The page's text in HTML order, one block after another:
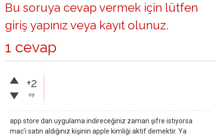
Bu soruya cevap vermek için lütfen
giriş yapınız veya kayıt olunuz.
1 cevap
+2
oy
app store dan uygulama indireceğiniz zaman şifre istiyorsa
mac'i satın aldığınız kişinin apple kimliği aktif demektir. Ya